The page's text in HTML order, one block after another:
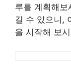
루를 계획해
길 수 있으니,
을 시작해 보